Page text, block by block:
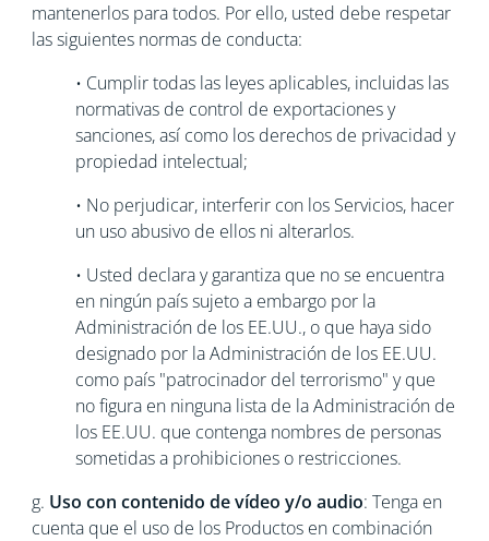
mantenerlos para todos. Por ello, usted debe respetar
las siguientes normas de conducta:
• Cumplir todas las leyes aplicables, incluidas las
normativas de control de exportaciones y
sanciones, así como los derechos de privacidad y
propiedad intelectual;
• No perjudicar, interferir con los Servicios, hacer
un uso abusivo de ellos ni alterarlos.
• Usted declara y garantiza que no se encuentra
en ningún país sujeto a embargo por la
Administración de los EE.UU., o que haya sido
designado por la Administración de los EE.UU.
como país "patrocinador del terrorismo" y que
no figura en ninguna lista de la Administración de
los EE.UU. que contenga nombres de personas
sometidas a prohibiciones o restricciones.
g. Uso con contenido de vídeo y/o audio: Tenga en
cuenta que el uso de los Productos en combinación